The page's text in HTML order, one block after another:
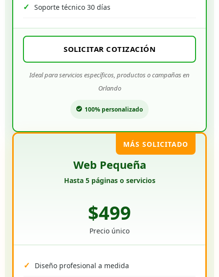
Soporte técnico 30 días
SOLICITAR COTIZACIÓN
Ideal para servicios específicos, productos o campañas en
Orlando
100% personalizado
MÁS SOLICITADO
Web Pequeña
Hasta 5 páginas o servicios
$499
Precio único
Diseño profesional a medida